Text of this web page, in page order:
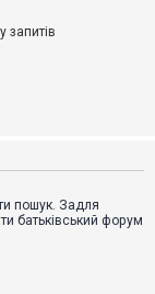
запитів
пошук. Задля
батьківський форум